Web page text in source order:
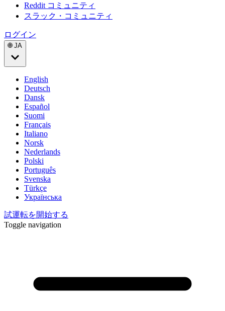
Reddit コミュニティ
スラック・コミュニティ
ログイン
🌐 JA
English
Deutsch
Dansk
Español
Suomi
Français
Italiano
Norsk
Nederlands
Polski
Português
Svenska
Türkçe
Українська
試運転を開始する
Toggle navigation